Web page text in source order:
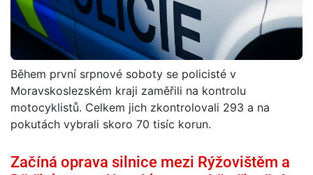
Během první srpnové soboty se policisté v
Moravskoslezském kraji zaměřili na kontrolu
motocyklistů. Celkem jich zkontrolovali 293 a na
pokutách vybrali skoro 70 tisíc korun.
Začíná oprava silnice mezi Rýžovištěm a